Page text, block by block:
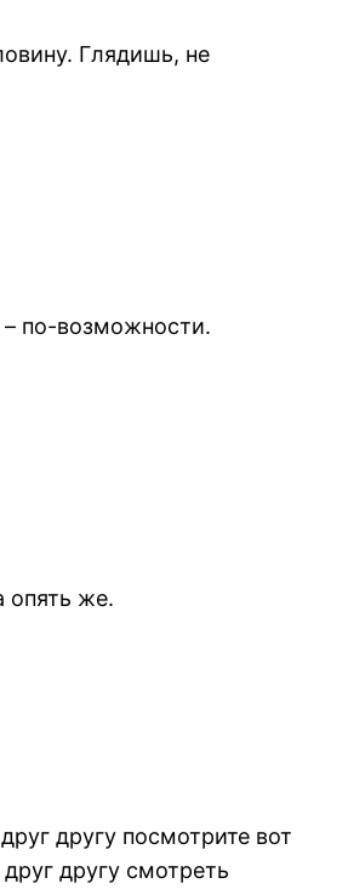
Глядишь, не
по-возможности.
опять же.
другу посмотрите вот
другу смотреть